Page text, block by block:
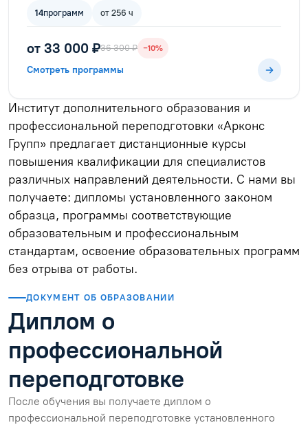
14программ от 256 ч
от 33 000 ₽36 300 ₽ −10%
Смотреть программы
Институт дополнительного образования и
профессиональной переподготовки «Арконс
Групп» предлагает дистанционные курсы
повышения квалификации для специалистов
различных направлений деятельности. С нами вы
получаете: дипломы установленного законом
образца, программы соответствующие
образовательным и профессиональным
стандартам, освоение образовательных программ
без отрыва от работы.
ДОКУМЕНТ ОБ ОБРАЗОВАНИИ
Диплом о
профессиональной
переподготовке
После обучения вы получаете диплом о
профессиональной переподготовке установленного